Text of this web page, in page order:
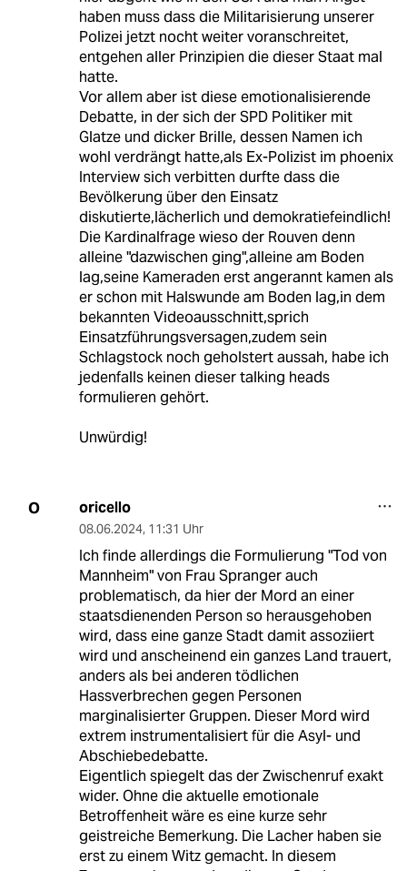
haben muss dass die Militarisierung unserer
Polizei jetzt nocht weiter voranschreitet,
entgehen aller Prinzipien die dieser Staat mal
hatte.
Vor allem aber ist diese emotionalisierende
Debatte, in der sich der SPD Politiker mit
Glatze und dicker Brille, dessen Namen ich
wohl verdrängt hatte,als Ex-Polizist im phoenix
Interview sich verbitten durfte dass die
Bevölkerung über den Einsatz
diskutierte,lächerlich und demokratiefeindlich!
Die Kardinalfrage wieso der Rouven denn
alleine "dazwischen ging",alleine am Boden
lag,seine Kameraden erst angerannt kamen als
er schon mit Halswunde am Boden lag,in dem
bekannten Videoausschnitt,sprich
Einsatzführungsversagen,zudem sein
Schlagstock noch geholstert aussah, habe ich
jedenfalls keinen dieser talking heads
formulieren gehört.
Unwürdig!
O oricello
08.06.2024, 11:31 Uhr
Ich finde allerdings die Formulierung "Tod von
Mannheim" von Frau Spranger auch
problematisch, da hier der Mord an einer
staatsdienenden Person so herausgehoben
wird, dass eine ganze Stadt damit assoziiert
wird und anscheinend ein ganzes Land trauert,
anders als bei anderen tödlichen
Hassverbrechen gegen Personen
marginalisierter Gruppen. Dieser Mord wird
extrem instrumentalisiert für die Asyl- und
Abschiebedebatte.
Eigentlich spiegelt das der Zwischenruf exakt
wider. Ohne die aktuelle emotionale
Betroffenheit wäre es eine kurze sehr
geistreiche Bemerkung. Die Lacher haben sie
erst zu einem Witz gemacht. In diesem